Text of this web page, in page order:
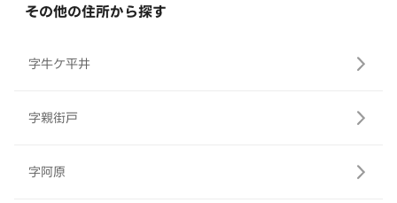
その他の住所から探す
字牛ケ平井
字親街戸
字阿原